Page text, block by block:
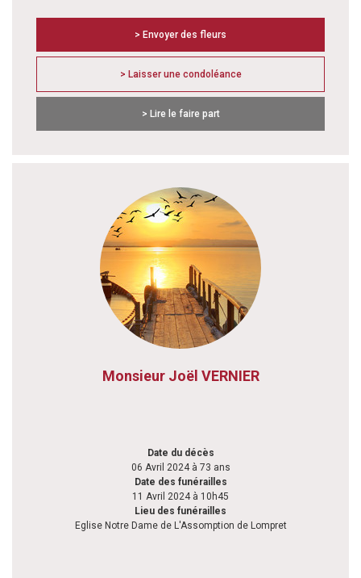
> Envoyer des fleurs
> Laisser une condoléance
> Lire le faire part
Monsieur Joël VERNIER
Date du décès
06 Avril 2024 à 73 ans
Date des funérailles
11 Avril 2024 à 10h45
Lieu des funérailles
Eglise Notre Dame de L'Assomption de Lompret